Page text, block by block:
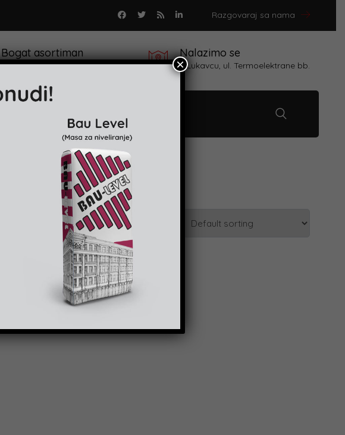
Razgovaraj sa nama
Bogat asortiman
preko 100 različitih proizvoda
Nalazimo se
u Lukavcu, ul. Termoelektrane bb.
×